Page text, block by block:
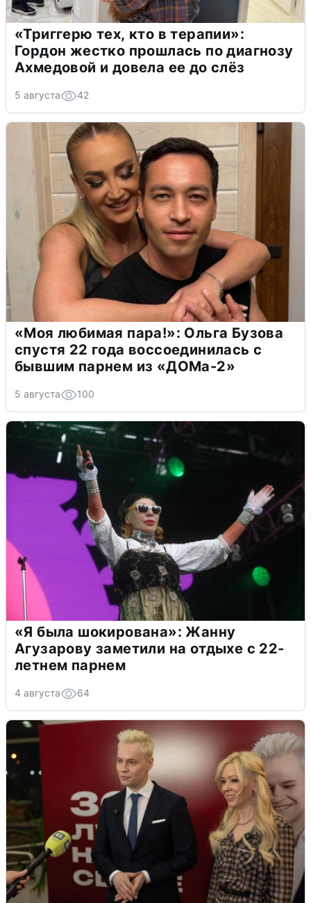
«Триггерю тех, кто в терапии»:
Гордон жестко прошлась по диагнозу
Ахмедовой и довела ее до слёз
5 августа 42
«Моя любимая пара!»: Ольга Бузова
спустя 22 года воссоединилась с
бывшим парнем из «ДОМа-2»
5 августа 100
«Я была шокирована»: Жанну
Агузарову заметили на отдыхе с 22-
летнем парнем
4 августа 64